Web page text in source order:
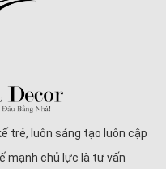
trẻ, luôn sáng tạo luôn cập
mạnh chủ lực là tư vấn